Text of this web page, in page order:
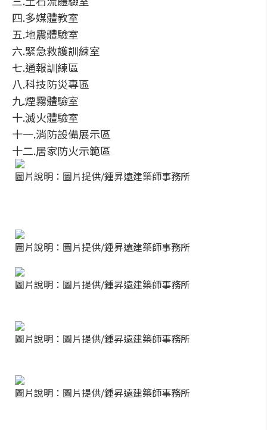
四.多媒體教室
五.地震體驗室
六.緊急救護訓練室
七.通報訓練區
八.科技防災專區
九.煙霧體驗室
十.滅火體驗室
十一.消防設備展示區
十二.居家防火示範區
圖片說明：圖片提供/鍾昇遠建築師事務所
圖片說明：圖片提供/鍾昇遠建築師事務所
圖片說明：圖片提供/鍾昇遠建築師事務所
圖片說明：圖片提供/鍾昇遠建築師事務所
圖片說明：圖片提供/鍾昇遠建築師事務所